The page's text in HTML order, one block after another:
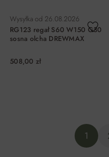
Wysyłka od 26.08.2026
RG123 regał S60 W150 G30
sosna olcha DREWMAX
508,00 zł
1